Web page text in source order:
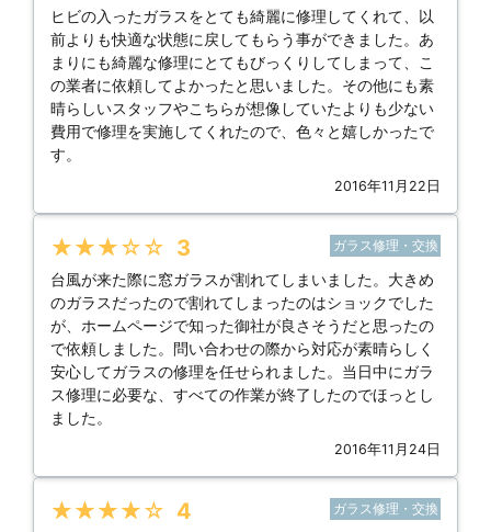
ヒビの入ったガラスをとても綺麗に修理してくれて、以
前よりも快適な状態に戻してもらう事ができました。あ
まりにも綺麗な修理にとてもびっくりしてしまって、こ
の業者に依頼してよかったと思いました。その他にも素
晴らしいスタッフやこちらが想像していたよりも少ない
費用で修理を実施してくれたので、色々と嬉しかったで
す。
2016年11月22日
★★★★★ 3 ガラス修理・交換
台風が来た際に窓ガラスが割れてしまいました。大きめ
のガラスだったので割れてしまったのはショックでした
が、ホームページで知った御社が良さそうだと思ったの
で依頼しました。問い合わせの際から対応が素晴らしく
安心してガラスの修理を任せられました。当日中にガラ
ス修理に必要な、すべての作業が終了したのでほっとし
ました。
2016年11月24日
★★★★★ 4 ガラス修理・交換